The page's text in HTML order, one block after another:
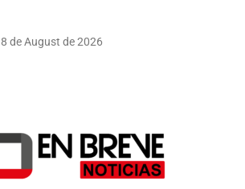
8 de August de 2026